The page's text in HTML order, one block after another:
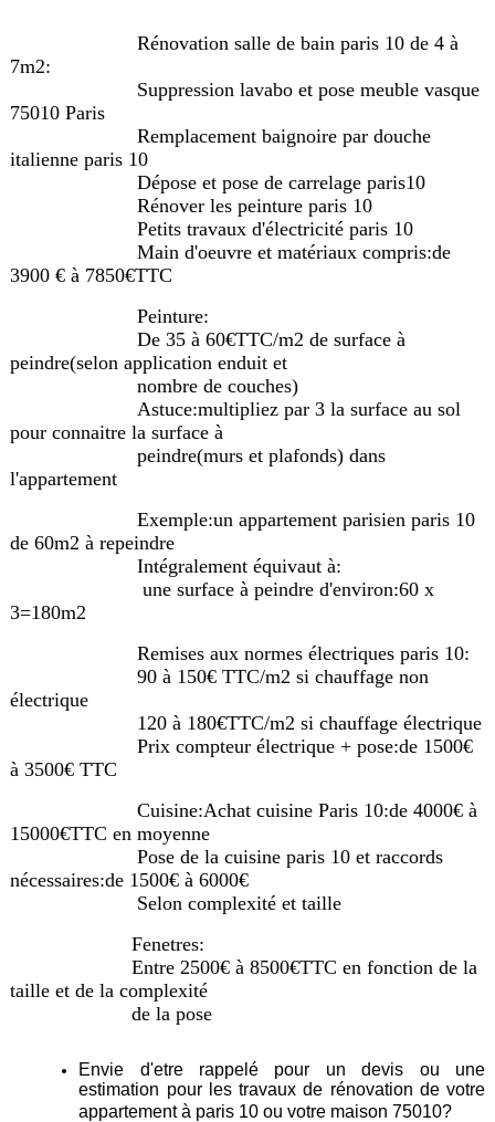
Rénovation salle de bain paris 10 de 4 à
7m2:
Suppression lavabo et pose meuble vasque
75010 Paris
Remplacement baignoire par douche
italienne paris 10
Dépose et pose de carrelage paris10
Rénover les peinture paris 10
Petits travaux d'électricité paris 10
Main d'oeuvre et matériaux compris:de
3900 € à 7850€TTC
Peinture:
De 35 à 60€TTC/m2 de surface à
peindre(selon application enduit et
nombre de couches)
Astuce:multipliez par 3 la surface au sol
pour connaitre la surface à
peindre(murs et plafonds) dans
l'appartement
Exemple:un appartement parisien paris 10
de 60m2 à repeindre
Intégralement équivaut à:
une surface à peindre d'environ:60 x
3=180m2
Remises aux normes électriques paris 10:
90 à 150€ TTC/m2 si chauffage non
électrique
120 à 180€TTC/m2 si chauffage électrique
Prix compteur électrique + pose:de 1500€
à 3500€ TTC
Cuisine:Achat cuisine Paris 10:de 4000€ à
15000€TTC en moyenne
Pose de la cuisine paris 10 et raccords
nécessaires:de 1500€ à 6000€
Selon complexité et taille
Fenetres:
Entre 2500€ à 8500€TTC en fonction de la
taille et de la complexité
de la pose
Envie d'etre rappelé pour un devis ou une
estimation pour les travaux de rénovation de votre
appartement à paris 10 ou votre maison 75010?